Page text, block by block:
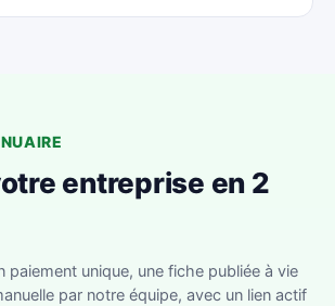
entreprise en 2
paiement unique, une fiche publiée à vie
par notre équipe, avec un lien actif